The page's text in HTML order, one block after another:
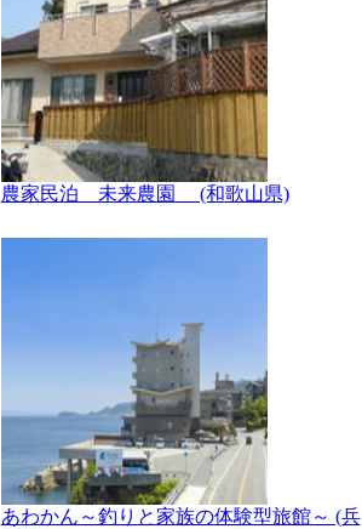
農家民泊 未来農園 (和歌山県)
あわかん～釣りと家族の体験型旅館～ (兵